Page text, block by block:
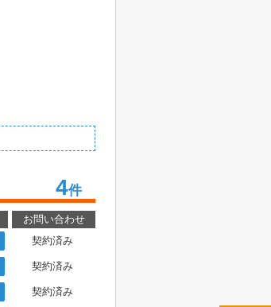
4件
お問い合わせ
契約済み
契約済み
契約済み